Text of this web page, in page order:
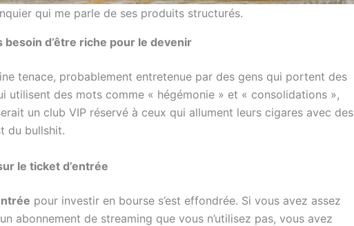
qui me parle de ses produits structurés.
besoin d’être riche pour le devenir
tenace, probablement entretenue par des gens qui portent des
utilisent des mots comme « hégémonie » et « consolidations »,
un club VIP réservé à ceux qui allument leurs cigares avec des
du bullshit.
le ticket d’entrée
pour investir en bourse s’est effondrée. Si vous avez assez
abonnement de streaming que vous n’utilisez pas, vous avez